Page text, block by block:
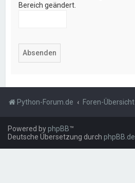
Bereich geändert.
Python-Forum.de Foren-Übersicht
Powered byphpBB™
Deutsche Übersetzung durch phpBB.de